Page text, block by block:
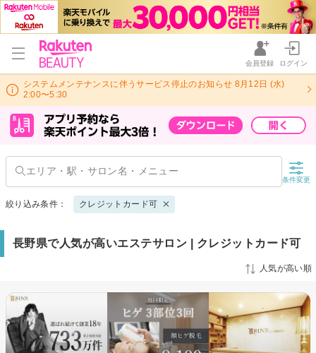
会員登録 ログイン
システムメンテナンスに伴うサービス停止のお知らせ 8月12日 (水)
2:00〜5:30
条件変更
絞り込み条件： クレジットカード可
長野県で人気が高いエステサロン | クレジットカード可
人気が高い順